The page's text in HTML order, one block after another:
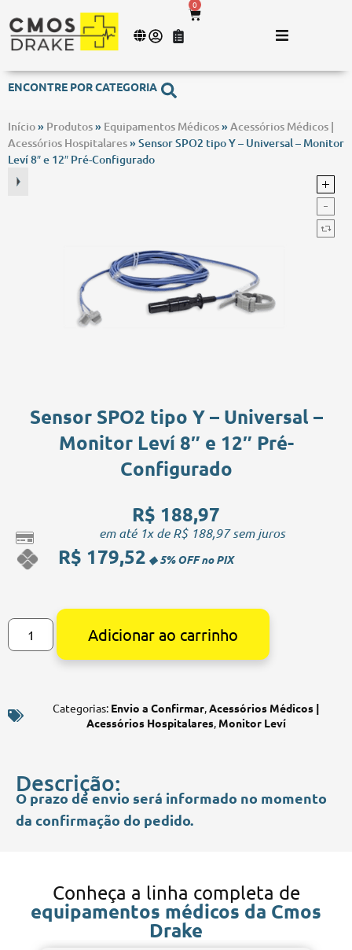
0
ENCONTRE POR CATEGORIA
Início» Produtos» Equipamentos Médicos» Acessórios Médicos |
Acessórios Hospitalares» Sensor SPO2 tipo Y – Universal – Monitor
Leví 8″ e 12″ Pré-Configurado
Sensor SPO2 tipo Y – Universal –
Monitor Leví 8″ e 12″ Pré-
Configurado
R$ 188,97
em até 1x deR$188,97sem juros
R$ 179,52
Adicionar ao carrinho
Alternative:
Categorias: Envio a Confirmar,Acessórios Médicos |
Acessórios Hospitalares, Monitor Leví
Descrição:
O prazo de envio será informado no momento
da confirmação do pedido.
Conheça a linha completa de
equipamentos médicos da Cmos
Drake